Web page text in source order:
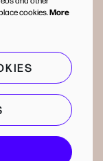
cookies.More